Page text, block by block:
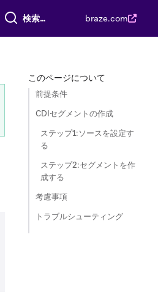
すべて検索 braze.com
このページについて
前提条件
CDIセグメントの作成
ステップ1:ソースを設定す
る
ステップ2:セグメントを作
成する
考慮事項
トラブルシューティング